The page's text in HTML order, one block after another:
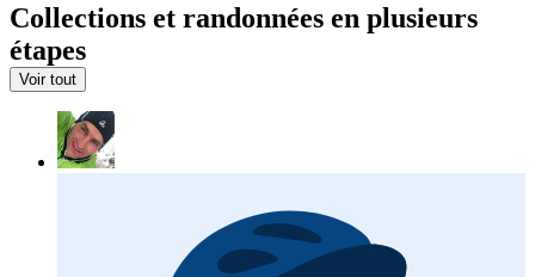
Collections et randonnées en plusieurs
étapes
Voir tout